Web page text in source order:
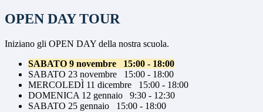
OPEN DAY TOUR
Iniziano gli OPEN DAY della nostra scuola.
SABATO 9 novembre 15:00 - 18:00
SABATO 23 novembre 15:00 - 18:00
MERCOLEDÌ 11 dicembre 15:00 - 18:00
DOMENICA 12 gennaio 9:30 - 12:30
SABATO 25 gennaio 15:00 - 18:00